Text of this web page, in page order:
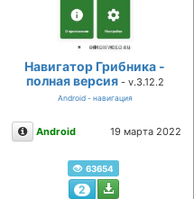
Навигатор Грибника -
полная версия- v.3.12.2
Android - навигация
Описание
Android 19 марта 2022
63654
2